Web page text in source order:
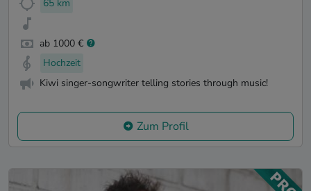
65 km
ab 1000 €
Hochzeit
Kiwi singer-songwriter telling stories through music!
Zum Profil